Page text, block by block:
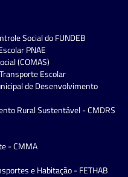
Social do FUNDEB
PNAE
(COMAS)
Escolar
de Desenvolvimento
Rural Sustentável - CMDRS
- CMMA
e Habitação - FETHAB